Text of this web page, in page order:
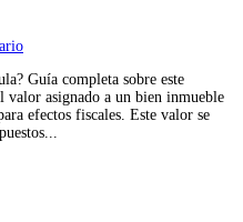
Guía completa sobre este
asignado a un bien inmueble
efectos fiscales. Este valor se